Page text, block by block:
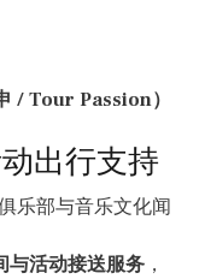
/ Tour Passion）
出行支持
乐部与音乐文化闻
活动接送服务 ，